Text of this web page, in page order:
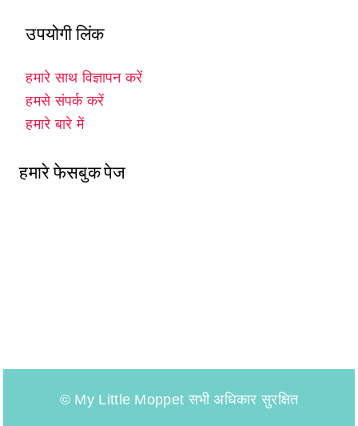
उपयोगी लिंक
हमारे साथ विज्ञापन करें
हमसे संपर्क करें
हमारे बारे में
हमारे फेसबुक पेज
© My Little Moppet सभी अधिकार सुरक्षित